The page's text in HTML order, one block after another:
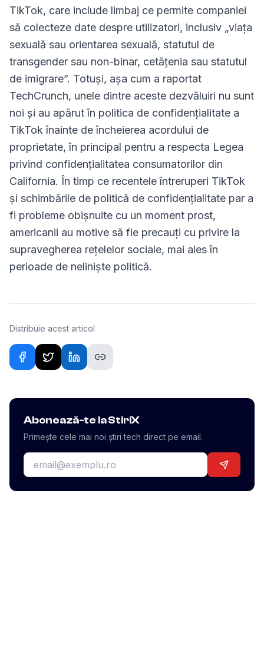
TikTok, care include limbaj ce permite companiei
să colecteze date despre utilizatori, inclusiv „viața
sexuală sau orientarea sexuală, statutul de
transgender sau non-binar, cetățenia sau statutul
de imigrare”. Totuși, așa cum a raportat
TechCrunch, unele dintre aceste dezvăluiri nu sunt
noi și au apărut în politica de confidențialitate a
TikTok înainte de încheierea acordului de
proprietate, în principal pentru a respecta Legea
privind confidențialitatea consumatorilor din
California. În timp ce recentele întreruperi TikTok
și schimbările de politică de confidențialitate par a
fi probleme obișnuite cu un moment prost,
americanii au motive să fie precauți cu privire la
supravegherea rețelelor sociale, mai ales în
perioade de neliniște politică.
Distribuie acest articol
Abonează-te la StiriX
Primește cele mai noi știri tech direct pe email.